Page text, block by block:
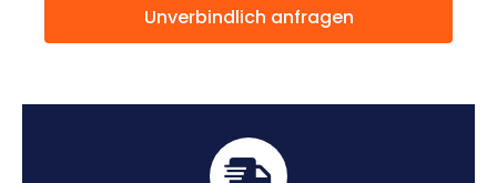
Unverbindlich anfragen